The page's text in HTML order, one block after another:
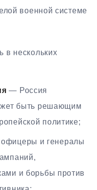
военной системе
в нескольких
— Россия
быть решающим
политике;
и генералы
и борьбы против